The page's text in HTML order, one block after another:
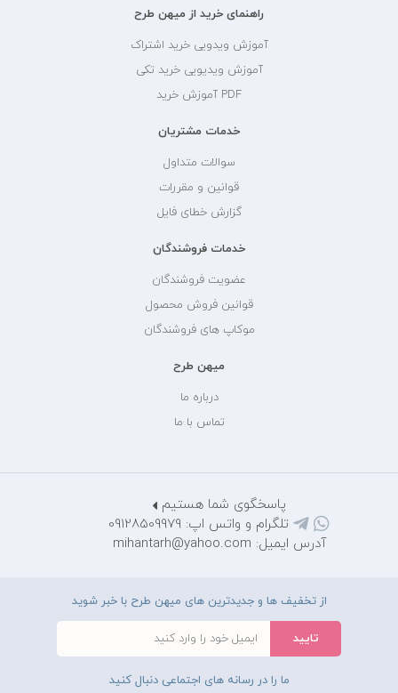
راهنمای خرید از میهن طرح
آموزش ویدویی خرید اشتراک
آموزش ویدیویی خرید تکی
PDF آموزش خرید
خدمات مشتریان
سوالات متداول
قوانین و مقررات
گزارش خطای فایل
خدمات فروشندگان
عضویت فروشندگان
قوانین فروش محصول
موکاپ های فروشندگان
میهن طرح
درباره ما
تماس با ما
پاسخگوی شما هستیم
تلگرام و واتس اپ: 09128509979
آدرس ایمیل: mihantarh@yahoo.com
از تخفیف ها و جدیدترین های میهن طرح با خبر شوید
ما را در رسانه های اجتماعی دنبال کنید